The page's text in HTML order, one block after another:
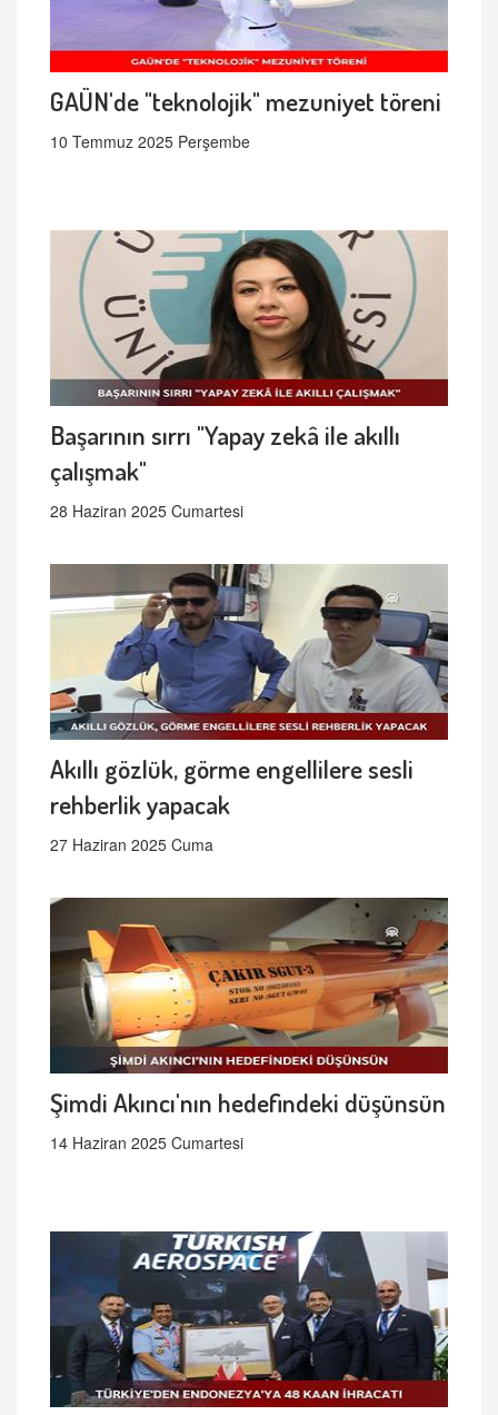
GAÜN'de "teknolojik" mezuniyet töreni
10 Temmuz 2025 Perşembe
Başarının sırrı "Yapay zekâ ile akıllı
çalışmak"
28 Haziran 2025 Cumartesi
Akıllı gözlük, görme engellilere sesli
rehberlik yapacak
27 Haziran 2025 Cuma
Şimdi Akıncı'nın hedefindeki düşünsün
14 Haziran 2025 Cumartesi